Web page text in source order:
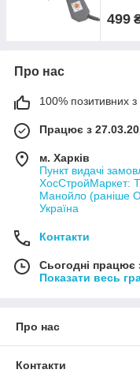
499
Про нас
100% позитивних з
Працює з
м. Харків
Пункт видачі
ХосСтройМаркет:
Манойло (раніше
Україна
Контакти
Сьогодні працює
Показати весь
Про нас
Контакти